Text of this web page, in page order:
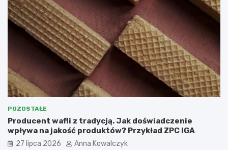
POZOSTAŁE
Producent wafli z tradycją. Jak doświadczenie
wpływa na jakość produktów? Przykład ZPC IGA
27 lipca 2026 Anna Kowalczyk